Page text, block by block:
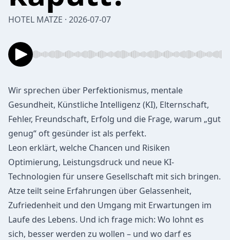
HOTEL MATZE · 2026-07-07
Wir sprechen über Perfektionismus, mentale
Gesundheit, Künstliche Intelligenz (KI), Elternschaft,
Fehler, Freundschaft, Erfolg und die Frage, warum „gut
genug“ oft gesünder ist als perfekt.
Leon erklärt, welche Chancen und Risiken
Optimierung, Leistungsdruck und neue KI-
Technologien für unsere Gesellschaft mit sich bringen.
Atze teilt seine Erfahrungen über Gelassenheit,
Zufriedenheit und den Umgang mit Erwartungen im
Laufe des Lebens. Und ich frage mich: Wo lohnt es
sich, besser werden zu wollen – und wo darf es